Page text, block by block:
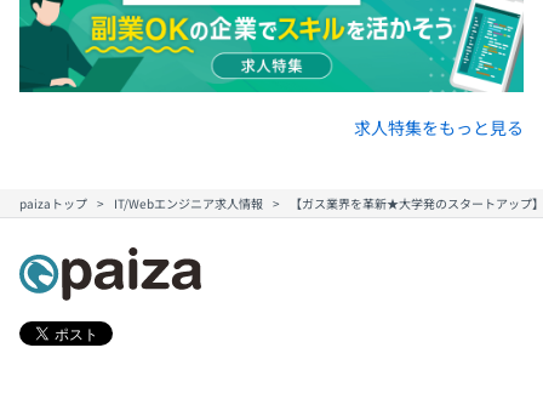
求人特集をもっと見る
paizaトップ IT/Webエンジニア求人情報 【ガス業界を革新★大学発のスタートアップ